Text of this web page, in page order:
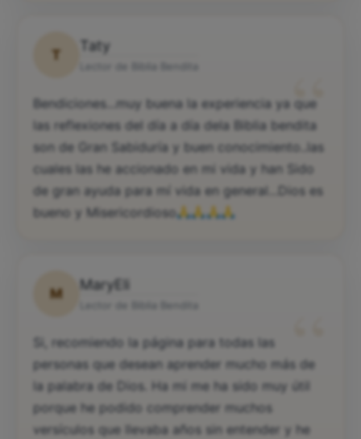
T
Taty
“
Bendiciones...muy buena la experiencia ya que
las reflexiones del día a día dela Biblia bendita
son de Gran Sabiduría y buen conocimiento..las
cuales las he accionado en mi vida y han Sido
de gran ayuda para mí vida en general...Dios es
bueno y Misericordioso
M
MaryEli
“
Si, recomiendo la página para todas las
personas que desean aprender mucho más de
la palabra de Dios. Ha mi me ha sido muy útil
porque he podido comprender muchos
versículos que llevaba años sin entender y he